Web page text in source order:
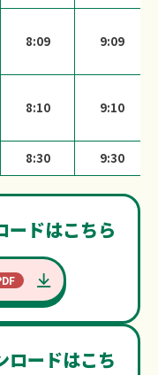
8:09 9:09
8:10 9:10
8:30 9:30
ドはこちら
ードはこち